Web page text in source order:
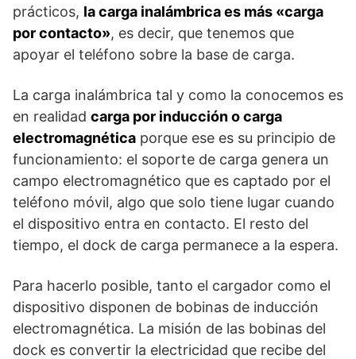
prácticos, la carga inalámbrica es más «carga
por contacto», es decir, que tenemos que
apoyar el teléfono sobre la base de carga.
La carga inalámbrica tal y como la conocemos es
en realidad carga por inducción o carga
electromagnética porque ese es su principio de
funcionamiento: el soporte de carga genera un
campo electromagnético que es captado por el
teléfono móvil, algo que solo tiene lugar cuando
el dispositivo entra en contacto. El resto del
tiempo, el dock de carga permanece a la espera.
Para hacerlo posible, tanto el cargador como el
dispositivo disponen de bobinas de inducción
electromagnética. La misión de las bobinas del
dock es convertir la electricidad que recibe del